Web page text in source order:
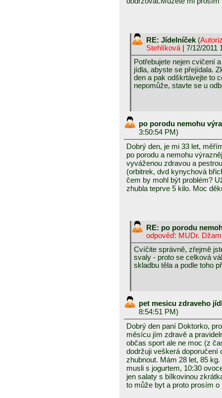
RE: Jídelníček (
Stehlíková | 7/12/2011
Potřebujete nejen cvičení
jídla, abyste se přejídala.
den a pak odškrtávejte to
nepomůže, stavte se u
po porodu nemohu
3:50:54 PM)
Dobrý den, je mi 33 let,
po porodu a nemohu
vyváženou zdravou a
(orbitrek, dvd kynychová
čem by mohl být problém?
zhubla teprve 5 kilo. Moc
RE: po porodu
odpověď: MUDr.
Cvíčite správně, zřejmě
svaly - proto se celková
skladbu těla a podle toho
pet mesicu zdraveho
8:54:51 PM)
Dobrý den paní Doktorko,
měsícu jím zdravě a
občas sport ale ne moc (z
dodržuji veškerá doporučení
zhubnout. Mám 28 let, 85
musli s jogurtem, 10:30
jen salaty s bílkovinou
to může byt a proto prosím